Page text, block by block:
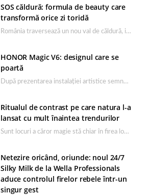
SOS căldură: formula de beauty care
transformă orice zi toridă
România traversează un nou val de căldură, iar rutina de îngrijire capătă un rol esențial…
HONOR Magic V6: designul care se
poartă
După prezentarea instalației artistice semnată de Catrinel Săbăciag în cadrul evenimentului de lansare HONOR Magic…
Ritualul de contrast pe care natura l-a
lansat cu mult înaintea trendurilor
Sunt locuri a căror magie stă chiar în firea lor naturală, iar Lacul Ursu din…
Netezire oricând, oriunde: noul 24/7
Silky Milk de la Wella Professionals
aduce controlul firelor rebele într-un
singur gest